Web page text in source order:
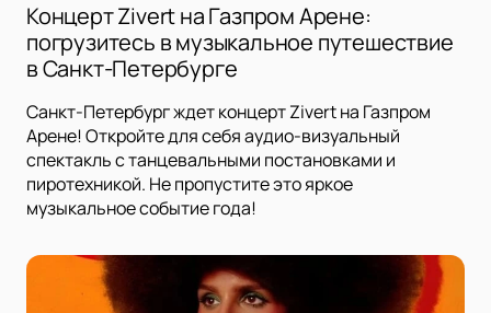
Концерт Zivert на Газпром Арене:
погрузитесь в музыкальное путешествие
в Санкт-Петербурге
Санкт-Петербург ждет концерт Zivert на Газпром
Арене! Откройте для себя аудио-визуальный
спектакль с танцевальными постановками и
пиротехникой. Не пропустите это яркое
музыкальное событие года!